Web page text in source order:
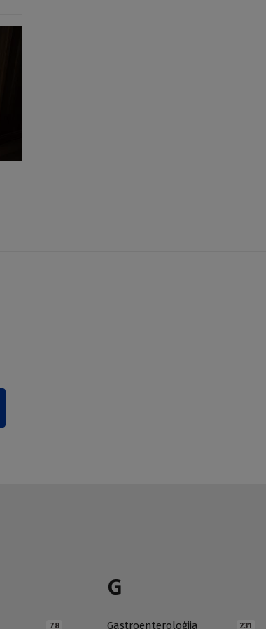
78
G
Gastroenteroloģija 231